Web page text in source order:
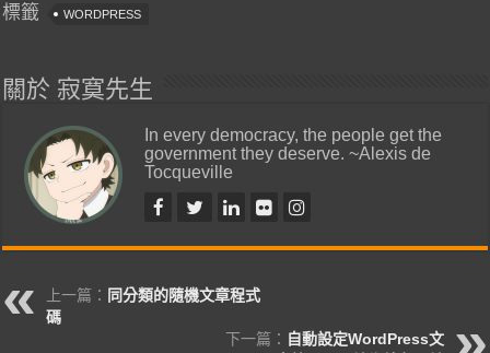
標籤 WORDPRESS
關於 寂寞先生
In every democracy, the people get the
government they deserve. ~Alexis de
Tocqueville
上一篇： 同分類的隨機文章程式
碼
下一篇： 自動設定WordPress文